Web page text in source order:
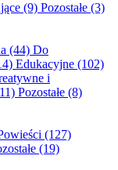
(9) Pozostałe (3)
(44) Do
Edukacyjne (102)
i
Pozostałe (8)
(127)
(19)